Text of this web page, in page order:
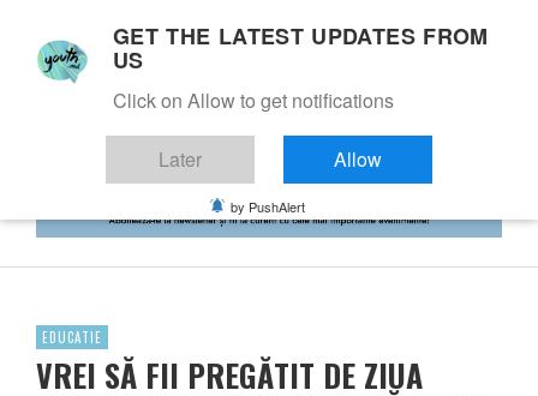
EDUCATIE
VREI SĂ FII PREGĂTIT DE ZIUA
GET THE LATEST UPDATES FROM
US
Click on Allow to get notifications
Later Allow
by PushAlert